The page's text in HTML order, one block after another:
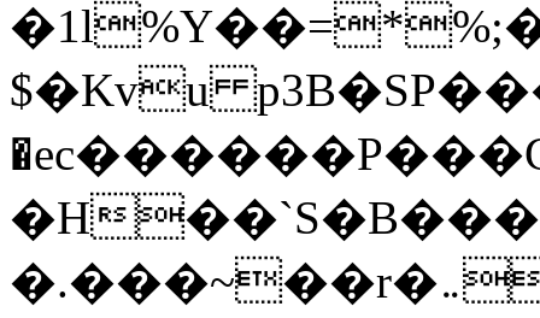
$�Kvu
�H
�.���~��r�޼�}�܅�mؕWu���K}